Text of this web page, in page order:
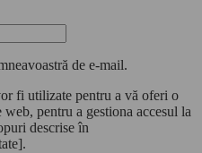
de e-mail.
fi utilizate pentru a vă oferi o
pentru a gestiona accesul la
descrise în